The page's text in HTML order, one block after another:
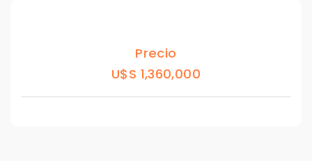
Precio
U$S 1,360,000